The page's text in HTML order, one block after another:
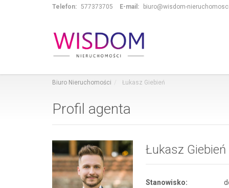
Telefon: 577373705 E-mail: biuro@wisdom-
Biuro Nieruchomości Łukasz Giebień
Profil agenta
Łukasz Giebień
Stanowisko: